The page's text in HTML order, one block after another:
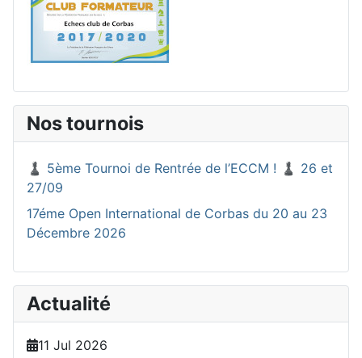
Nos tournois
♟️ 5ème Tournoi de Rentrée de l’ECCM ! ♟️ 26 et
27/09
17éme Open International de Corbas du 20 au 23
Décembre 2026
Actualité
11 Jul 2026